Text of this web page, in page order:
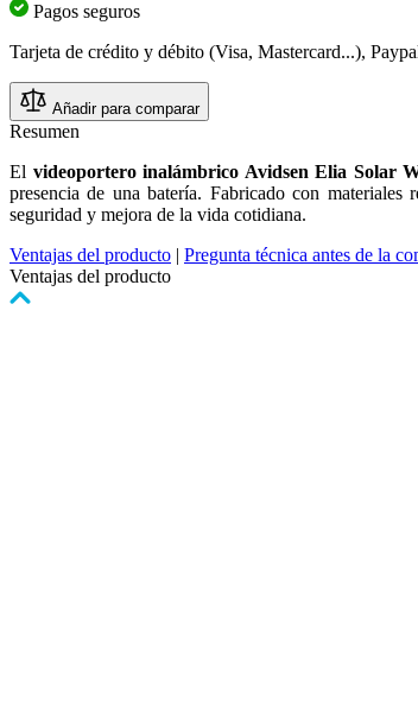
Pagos seguros
Tarjeta de crédito y débito (Visa, Mastercard...),
Añadir para comparar
Resumen
El videoportero inalámbrico Avidsen Elia Solar
presencia de una batería. Fabricado con materiales
seguridad y mejora de la vida cotidiana.
Ventajas del producto | Pregunta técnica antes de la
Ventajas del producto